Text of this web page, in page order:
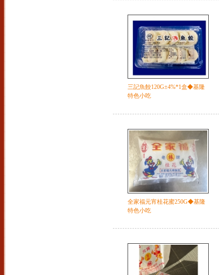
三記魚餃120G±4%*1盒◆基隆
特色小吃
全家福元宵桂花蜜250G◆基隆
特色小吃